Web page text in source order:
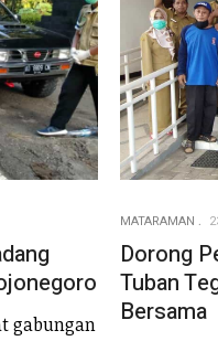
gabungan
MATARAMAN
Dorong
Tuban
Bersama